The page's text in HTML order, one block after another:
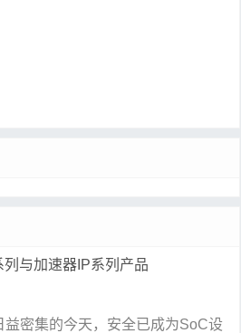
与加速器IP系列产品
密集的今天，安全已成为SoC设